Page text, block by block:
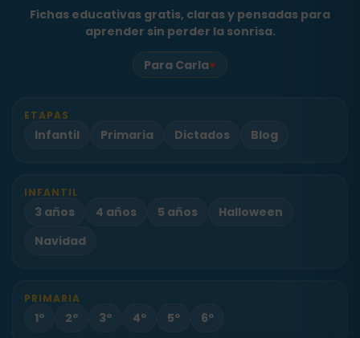
Fichas educativas gratis, claras y pensadas para
aprender sin perder la sonrisa.
Para Carla♥
ETAPAS
Infantil Primaria Dictados Blog
INFANTIL
3 años 4 años 5 años
Halloween
Navidad
PRIMARIA
1º 2º 3º 4º 5º 6º